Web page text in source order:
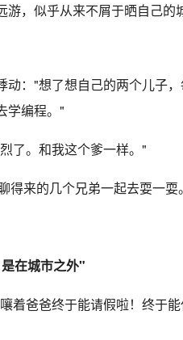
，似乎从来不屑于晒自己的
动："想了想自己的两个儿子
学编程。"
了。和我这个爹一样。"
来的几个兄弟一起去耍一耍。
在城市之外"
着爸爸终于能请假啦！终于